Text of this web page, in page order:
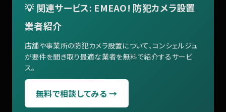
💡 関連サービス: EMEAO! 防犯カメラ設置
業者紹介
店舗や事業所の防犯カメラ設置について、コンシェルジュ
が要件を聞き取り最適な業者を無料で紹介するサービ
ス。
無料で相談してみる →